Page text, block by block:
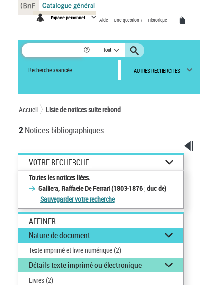
Espace personnel Aide Une question ? Historique
Tout
Recherche avancée AUTRES RECHERCHES
Accueil Liste de notices suite rebond
2Notices bibliographiques
VOTRE RECHERCHE
Toutes les notices liées.
Galliera, Raffaele De Ferrari (1803-1876 ; duc de)
Sauvegarder votre recherche
AFFINER
Nature de document
Texte imprimé et livre numérique(2)
Détails texte imprimé ou électronique
Livres(2)
Panneau de gestion des cookies